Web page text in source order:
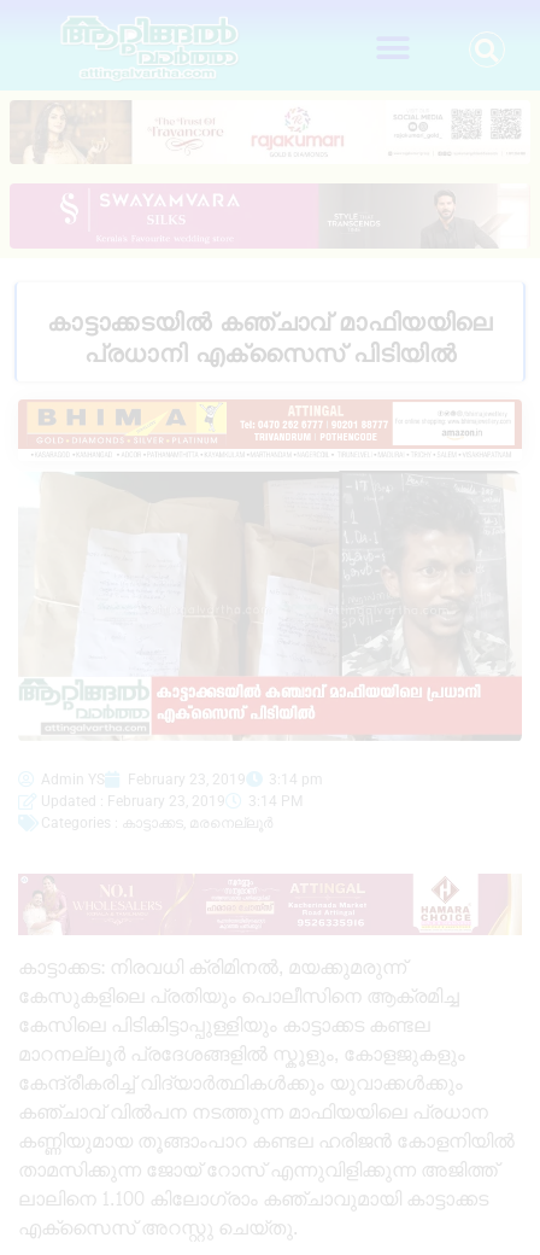
കാട്ടാക്കടയിൽ കഞ്ചാവ് മാഫിയയിലെ
പ്രധാനി എക്സൈസ് പിടിയിൽ
Admin YS February 23, 2019
3:14 pm
Updated : February 23, 2019
3:14 PM
Categories :
കാട്ടാക്കട മരനെല്ലൂർ
കാട്ടാക്കട: നിരവധി ക്രിമിനൽ, മയക്കുമരുന്ന്
കേസുകളിലെ പ്രതിയും പൊലീസിനെ ആക്രമിച്ച
കേസിലെ പിടികിട്ടാപ്പുള്ളിയും കാട്ടാക്കട കണ്ടല
മാറനല്ലൂർ പ്രദേശങ്ങളിൽ സ്കൂളും, കോളജുകളും
കേന്ദ്രീകരിച്ച് വിദ്യാർത്ഥികൾക്കും യുവാക്കൾക്കും
കഞ്ചാവ് വിൽപന നടത്തുന്ന മാഫിയയിലെ പ്രധാന
കണ്ണിയുമായ തൂങ്ങാംപാറ കണ്ടല ഹരിജൻ കോളനിയിൽ
താമസിക്കുന്ന ജോയ് റോസ് എന്നുവിളിക്കുന്ന അജിത്ത്
ലാലിനെ 1.100 കിലോഗ്രാം കഞ്ചാവുമായി കാട്ടാക്കട
എക്സൈസ് അറസ്റ്റു ചെയ്തു.